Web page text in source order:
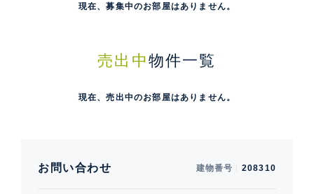
現在、募集中のお部屋はありません。
売出中 物件一覧
現在、売出中のお部屋はありません。
お問い合わせ 建物番号 208310